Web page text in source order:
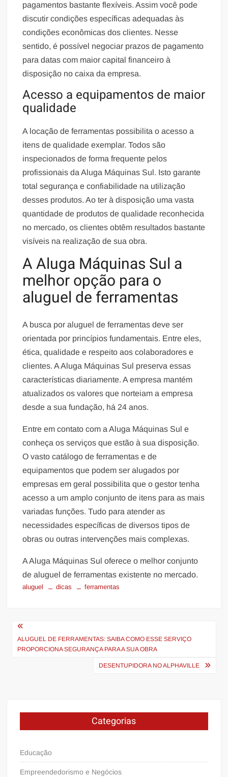
pagamentos bastante flexíveis. Assim você pode
discutir condições específicas adequadas às
condições econômicas dos clientes. Nesse
sentido, é possível negociar prazos de pagamento
para datas com maior capital financeiro à
disposição no caixa da empresa.
Acesso a equipamentos de maior
qualidade
A locação de ferramentas possibilita o acesso a
itens de qualidade exemplar. Todos são
inspecionados de forma frequente pelos
profissionais da Aluga Máquinas Sul. Isto garante
total segurança e confiabilidade na utilização
desses produtos. Ao ter à disposição uma vasta
quantidade de produtos de qualidade reconhecida
no mercado, os clientes obtêm resultados bastante
visíveis na realização de sua obra.
A Aluga Máquinas Sul a
melhor opção para o
aluguel de ferramentas
A busca por aluguel de ferramentas deve ser
orientada por princípios fundamentais. Entre eles,
ética, qualidade e respeito aos colaboradores e
clientes. A Aluga Máquinas Sul preserva essas
características diariamente. A empresa mantém
atualizados os valores que norteiam a empresa
desde a sua fundação, há 24 anos.
Entre em contato com a Aluga Máquinas Sul e
conheça os serviços que estão à sua disposição.
O vasto catálogo de ferramentas e de
equipamentos que podem ser alugados por
empresas em geral possibilita que o gestor tenha
acesso a um amplo conjunto de itens para as mais
variadas funções. Tudo para atender as
necessidades específicas de diversos tipos de
obras ou outras intervenções mais complexas.
A Aluga Máquinas Sul oferece o melhor conjunto
de aluguel de ferramentas existente no mercado.
aluguel dicas ferramentas
Navegação
de
ALUGUEL DE FERRAMENTAS: SAIBA COMO ESSE SERVIÇO
PROPORCIONA SEGURANÇA PARA A SUA OBRA
DESENTUPIDORA NO ALPHAVILLE
Categorias
Educação
Empreendedorismo e Negócios